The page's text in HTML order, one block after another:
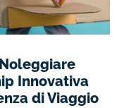
Innovativa
di Viaggio